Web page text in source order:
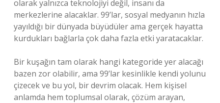
olarak yalnızca teknolojiyi değil, insanı da
merkezlerine alacaklar. 99’lar, sosyal medyanın hızla
yayıldığı bir dünyada büyüdüler ama gerçek hayatta
kurdukları bağlarla çok daha fazla etki yaratacaklar.
Bir kuşağın tam olarak hangi kategoride yer alacağı
bazen zor olabilir, ama 99’lar kesinlikle kendi yolunu
çizecek ve bu yol, bir devrim olacak. Hem kişisel
anlamda hem toplumsal olarak, çözüm arayan,